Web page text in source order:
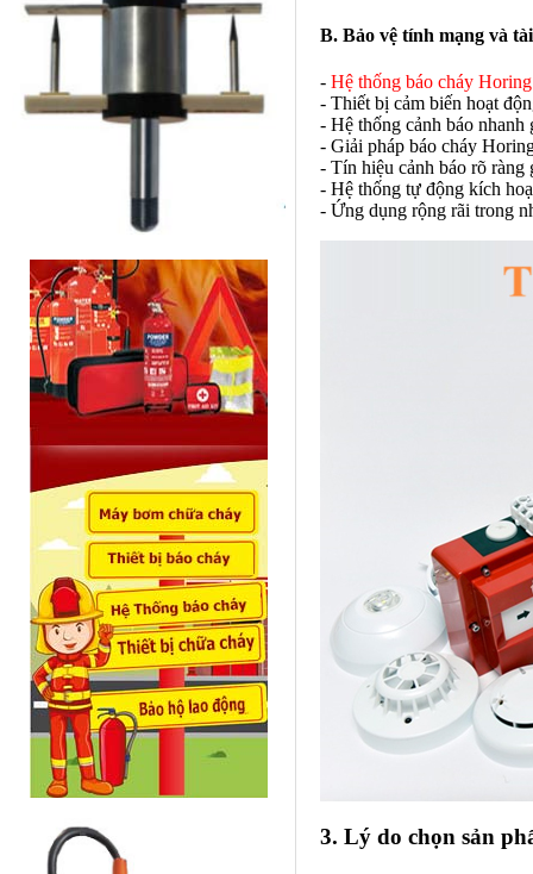
B. Bảo vệ tính mạng và
- Hệ thống báo cháy Horing
- Thiết bị cảm biến hoạt
- Hệ thống cảnh báo
- Giải pháp báo cháy
- Tín hiệu cảnh báo rõ
- Hệ thống tự động kích
- Ứng dụng rộng rãi trong
3. Lý do chọn sản